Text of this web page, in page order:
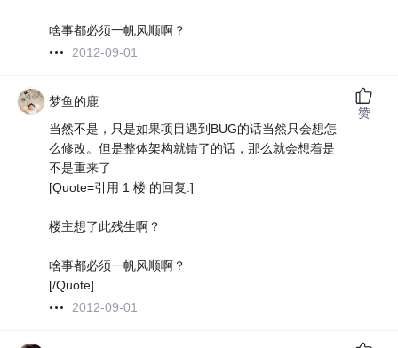
啥事都必须一帆风顺啊？
2012-09-01
梦鱼的鹿
当然不是，只是如果项目遇到BUG的话当然只会想怎
么修改。但是整体架构就错了的话，那么就会想着是
不是重来了
[Quote=引用 1 楼 的回复:]
楼主想了此残生啊？
啥事都必须一帆风顺啊？
[/Quote]
2012-09-01
赞